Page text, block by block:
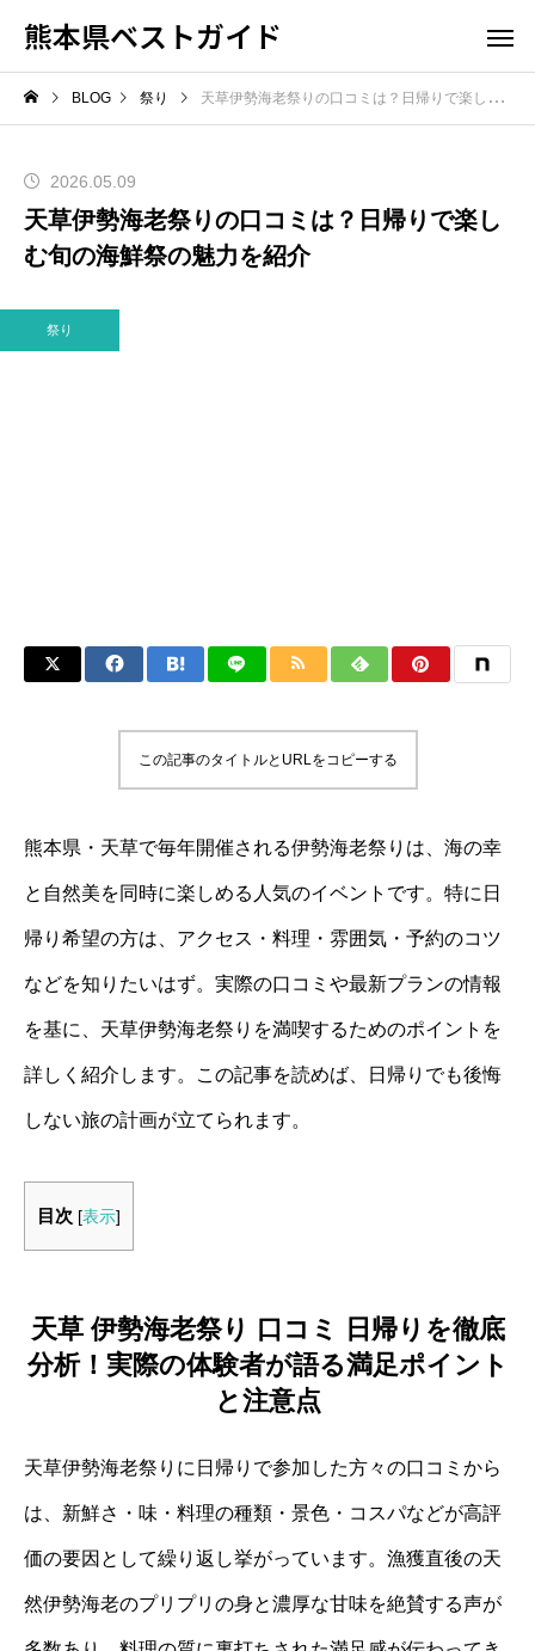
熊本県ベストガイド
BLOG 祭り 天草伊勢海老祭りの口コミは？日帰りで楽しむ旬の海鮮祭の魅力を紹介
2026.05.09
天草伊勢海老祭りの口コミは？日帰りで楽し
む旬の海鮮祭の魅力を紹介
祭り
この記事のタイトルとURLをコピーする
熊本県・天草で毎年開催される伊勢海老祭りは、海の幸
と自然美を同時に楽しめる人気のイベントです。特に日
帰り希望の方は、アクセス・料理・雰囲気・予約のコツ
などを知りたいはず。実際の口コミや最新プランの情報
を基に、天草伊勢海老祭りを満喫するためのポイントを
詳しく紹介します。この記事を読めば、日帰りでも後悔
しない旅の計画が立てられます。
目次 [表示]
天草 伊勢海老祭り 口コミ 日帰りを徹底
分析！実際の体験者が語る満足ポイント
と注意点
天草伊勢海老祭りに日帰りで参加した方々の口コミから
は、新鮮さ・味・料理の種類・景色・コスパなどが高評
価の要因として繰り返し挙がっています。漁獲直後の天
然伊勢海老のプリプリの身と濃厚な甘味を絶賛する声が